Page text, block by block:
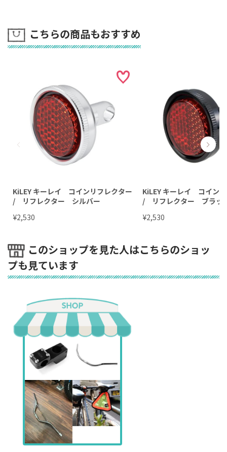
こちらの商品もおすすめ
KiLEY キーレイ コインリフレクター
/ リフレクター シルバー
¥2,530
KiLEY キーレイ コイン
/ リフレクター ブラッ
¥2,530
このショップを見た人はこちらのショッ
プも見ています